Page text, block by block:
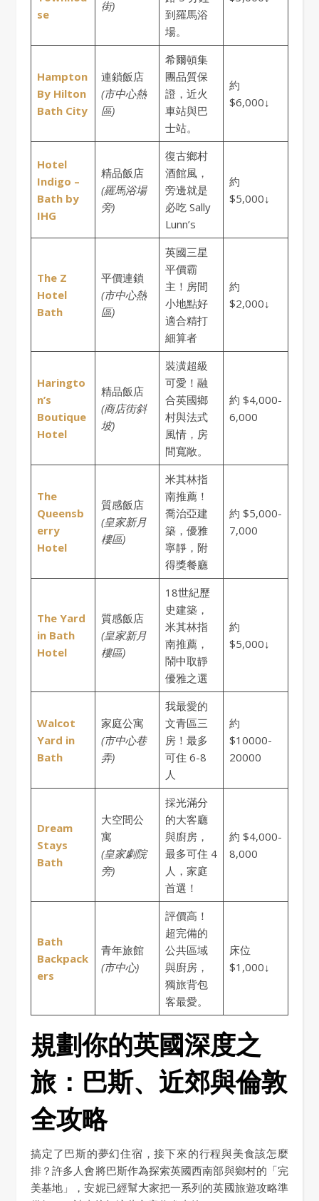
se
街)
到羅馬浴
場。
Hampton
By Hilton
Bath City
連鎖飯店
(市中心熱
區)
希爾頓集
團品質保
證，近火
車站與巴
士站。
約
$6,000↓
Hotel
Indigo –
Bath by
IHG
精品飯店
(羅馬浴場
旁)
復古鄉村
酒館風，
旁邊就是
必吃 Sally
Lunn’s
約
$5,000↓
The Z
Hotel
Bath
平價連鎖
(市中心熱
區)
英國三星
平價霸
主！房間
小地點好
適合精打
細算者
約
$2,000↓
Haringto
n’s
Boutique
Hotel
精品飯店
(商店街斜
坡)
裝潢超級
可愛！融
合英國鄉
村與法式
風情，房
間寬敞。
約 $4,000-
6,000
The
Queensb
erry
Hotel
質感飯店
(皇家新月
樓區)
米其林指
南推薦！
喬治亞建
築，優雅
寧靜，附
得獎餐廳
約 $5,000-
7,000
The Yard
in Bath
Hotel
質感飯店
(皇家新月
樓區)
18世紀歷
史建築，
米其林指
南推薦，
鬧中取靜
優雅之選
約
$5,000↓
Walcot
Yard in
Bath
家庭公寓
(市中心巷
弄)
我最愛的
文青區三
房！最多
可住 6-8
人
約
$10000-
20000
Dream
Stays
Bath
大空間公
寓
(皇家劇院
旁)
採光滿分
的大客廳
與廚房，
最多可住 4
人，家庭
首選！
約 $4,000-
8,000
Bath
Backpack
ers
青年旅館
(市中心)
評價高！
超完備的
公共區域
與廚房，
獨旅背包
客最愛。
床位
$1,000↓
規劃你的英國深度之
旅：巴斯、近郊與倫敦
全攻略
搞定了巴斯的夢幻住宿，接下來的行程與美食該怎麼
排？許多人會將巴斯作為探索英國西南部與鄉村的「完
美基地」，安妮已經幫大家把一系列的英國旅遊攻略準